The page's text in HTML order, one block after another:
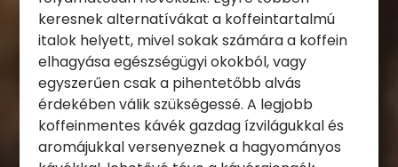
keresnek alternatívákat a koffeintartalmú
italok helyett, mivel sokak számára a koffein
elhagyása egészségügyi okokból, vagy
egyszerűen csak a pihentetőbb alvás
érdekében válik szükségessé. A legjobb
koffeinmentes kávék gazdag ízvilágukkal és
aromájukkal versenyeznek a hagyományos